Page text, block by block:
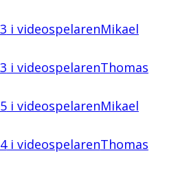
i videospelarenMikael
i videospelarenThomas
i videospelarenMikael
i videospelarenThomas